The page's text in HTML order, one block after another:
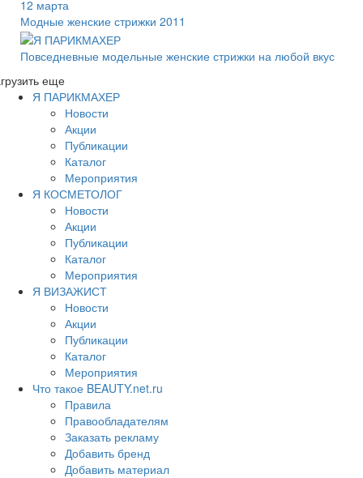
12 марта
Модные женские стрижки 2011
Повседневные модельные женские стрижки на любой вкус
еще
Я ПАРИКМАХЕР
Новости
Акции
Публикации
Каталог
Мероприятия
Я КОСМЕТОЛОГ
Новости
Акции
Публикации
Каталог
Мероприятия
Я ВИЗАЖИСТ
Новости
Акции
Публикации
Каталог
Мероприятия
Что такое BEAUTY.net.ru
Правила
Правообладателям
Заказать рекламу
Добавить бренд
Добавить материал